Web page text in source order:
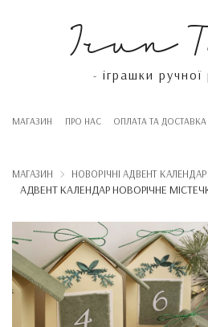
Irun
- іграшки
МАГАЗИН ПРО НАС OПЛАТА ТА ДОСТАВКА
МАГАЗИН НОВОРІЧНІ АДВЕНТ КАЛЕНДАРІ
АДВЕНТ КАЛЕНДАР НОВОРІЧНЕ